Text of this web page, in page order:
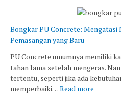
Bongkar PU Concrete: Mengatasi
Pemasangan yang Baru
PU Concrete umumnya memiliki
tahan lama setelah mengeras.
tertentu, seperti jika ada
memperbaiki…Read more